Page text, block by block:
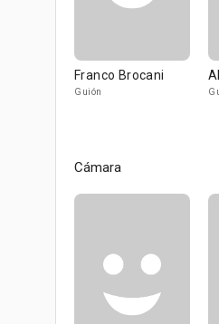
Franco Brocani
Guión
Cámara